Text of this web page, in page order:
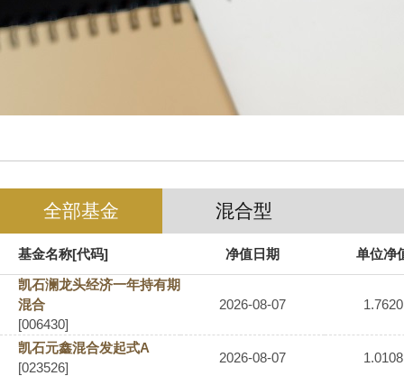
全部基金 混合型
基金名称[代码] 净值日期
单位净
凯石澜龙头经济一年持有期
混合
[006430]
2026-08-07 1.7620
凯石元鑫混合发起式A
[023526]
2026-08-07 1.0108